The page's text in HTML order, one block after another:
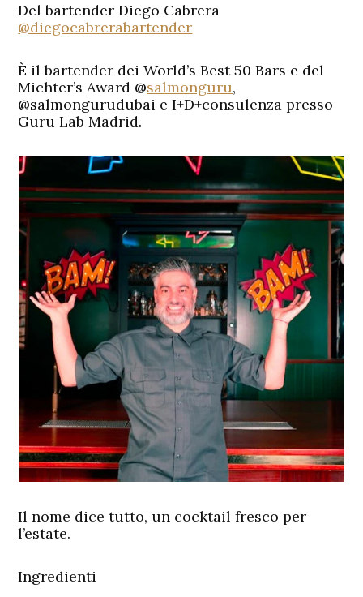
Del bartender Diego Cabrera
@diegocabrerabartender
È il bartender dei World’s Best 50 Bars e del
Michter’s Award @salmonguru,
@salmongurudubai e I+D+consulenza presso
Guru Lab Madrid.
Il nome dice tutto, un cocktail fresco per
l’estate.
Ingredienti